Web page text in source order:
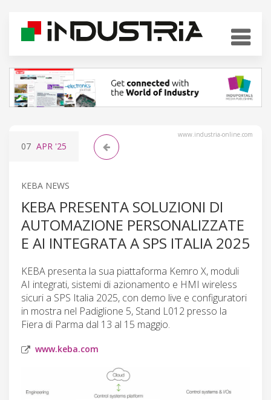
www.industria-online.com
07 APR '25
KEBA NEWS
KEBA PRESENTA SOLUZIONI DI
AUTOMAZIONE PERSONALIZZATE
E AI INTEGRATA A SPS ITALIA 2025
KEBA presenta la sua piattaforma Kemro X, moduli
AI integrati, sistemi di azionamento e HMI wireless
sicuri a SPS Italia 2025, con demo live e configuratori
in mostra nel Padiglione 5, Stand L012 presso la
Fiera di Parma dal 13 al 15 maggio.
www.keba.com